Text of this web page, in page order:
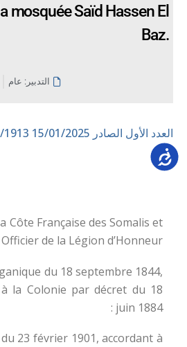
mosquée Saïd Hassen El
Baz.
التدبير: عام
العدد الأول الصادر 15/01/2025
Côte Française des Somalis et
de la Légion d’Honneur ;
du 18 septembre 1844,
la Colonie par décret du 18
juin 1884 :
23 février 1901, accordant à